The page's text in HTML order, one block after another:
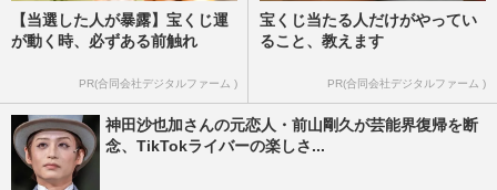
【当選した人が暴露】宝くじ運
が動く時、必ずある前触れ
PR(合同会社デジタルファーム )
宝くじ当たる人だけがやってい
ること、教えます
PR(合同会社デジタルファーム )
神田沙也加さんの元恋人・前山剛久が芸能界復帰を断
念、TikTokライバーの楽しさ...